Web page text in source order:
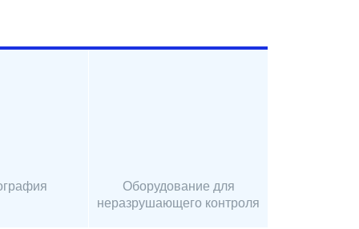
Оборудование для
неразрушающего контроля